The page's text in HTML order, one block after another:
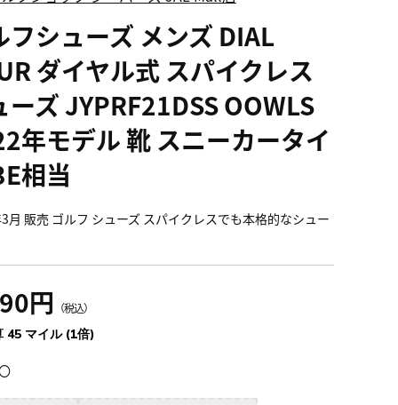
フシューズ メンズ DIAL
ダイヤル式 スパイクレス
ーズ JYPRF21DSS OOWLS
年モデル 靴 スニーカータイ
相当
月 販売 ゴルフ シューズ スパイクレスでも本格的なシュー
円 （税込）
45 マイル (1倍)